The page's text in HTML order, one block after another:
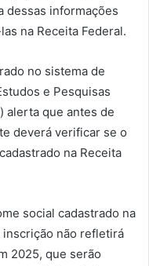
dessas informações
na Receita Federal.
no sistema de
e Pesquisas
alerta que antes de
deverá verificar se o
na Receita
social cadastrado na
inscrição não refletirá
2025, que serão